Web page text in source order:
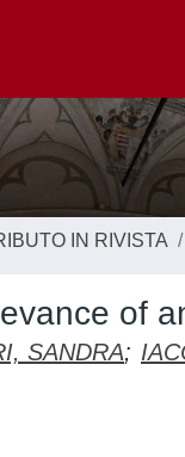
IN RIVISTA
of
SANDRA;